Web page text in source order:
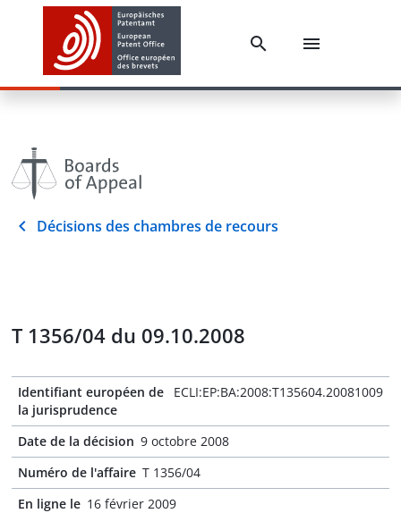
Décisions des chambres de recours
T 1356/04 du 09.10.2008
Identifiant européen de
la jurisprudence
ECLI:EP:BA:2008:T135604.20081009
Date de la décision 9 octobre 2008
Numéro de l'affaire T 1356/04
En ligne le 16 février 2009